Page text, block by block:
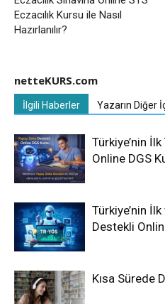
Eczacılık Kursu ile Nasıl
Hazırlanılır?
netteKURS.com
İlgili Haberler Yazarın Diğer
Türkiye’nin
Online DGS
Türkiye’nin
Destekli
Kısa Sürede